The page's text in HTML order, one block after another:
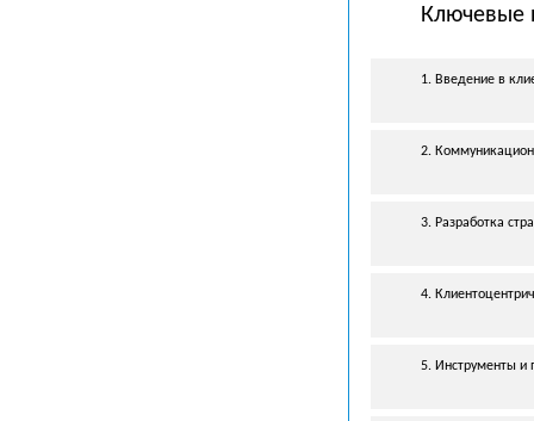
Ключевые
1. Введение в
2.
3. Разработка
4.
5. Инструменты и